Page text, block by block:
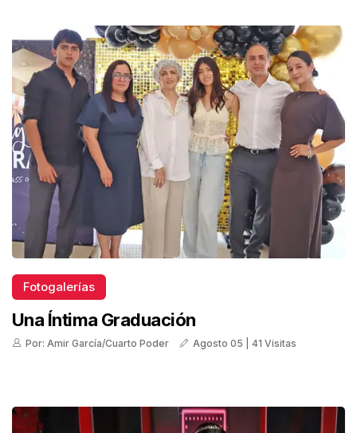
Fotogalerías
Una Íntima Graduación
Por: Amir García/Cuarto Poder Agosto 05 | 41 Visitas